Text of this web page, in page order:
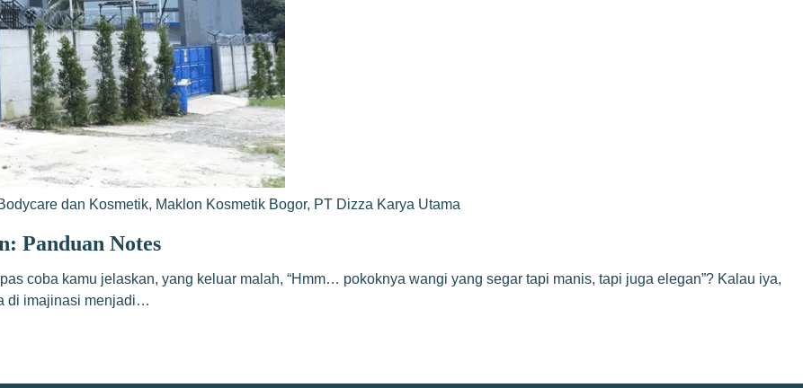
dan Kosmetik, Maklon Kosmetik Bogor, PT Dizza Karya Utama
Panduan Notes
coba kamu jelaskan, yang keluar malah, “Hmm… pokoknya wangi yang segar tapi manis, tapi juga elegan”? Kalau iya,
di imajinasi menjadi…